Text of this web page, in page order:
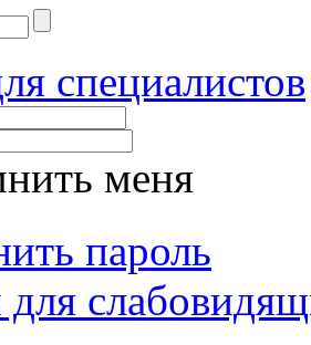
специалистов
меня
пароль